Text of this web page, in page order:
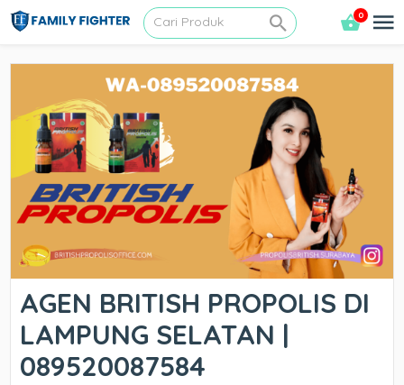
0
AGEN BRITISH PROPOLIS DI
LAMPUNG SELATAN |
089520087584